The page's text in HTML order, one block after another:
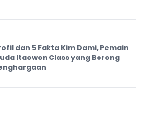
dan 5 Fakta Kim Dami, Pemain
Itaewon Class yang Borong